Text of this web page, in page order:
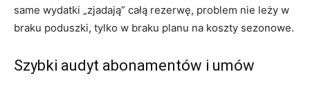
same wydatki „zjadają” całą rezerwę, problem nie leży w
braku poduszki, tylko w braku planu na koszty sezonowe.
Szybki audyt abonamentów i umów